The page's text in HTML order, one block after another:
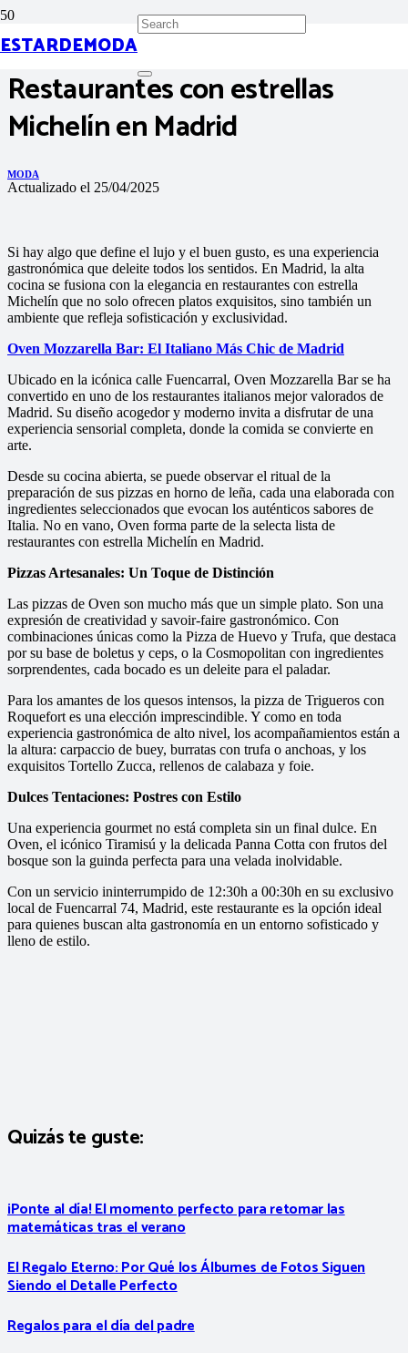
ESTARDEMODA
Restaurantes con estrellas
Michelín en Madrid
MODA
Actualizado el 25/04/2025
Si hay algo que define el lujo y el buen gusto, es una experiencia
gastronómica que deleite todos los sentidos. En Madrid, la alta
cocina se fusiona con la elegancia en restaurantes con estrella
Michelín que no solo ofrecen platos exquisitos, sino también un
ambiente que refleja sofisticación y exclusividad.
Oven Mozzarella Bar: El Italiano Más Chic de Madrid
Ubicado en la icónica calle Fuencarral, Oven Mozzarella Bar se ha
convertido en uno de los restaurantes italianos mejor valorados de
Madrid. Su diseño acogedor y moderno invita a disfrutar de una
experiencia sensorial completa, donde la comida se convierte en
arte.
Desde su cocina abierta, se puede observar el ritual de la
preparación de sus pizzas en horno de leña, cada una elaborada con
ingredientes seleccionados que evocan los auténticos sabores de
Italia. No en vano, Oven forma parte de la selecta lista de
restaurantes con estrella Michelín en Madrid.
Pizzas Artesanales: Un Toque de Distinción
Las pizzas de Oven son mucho más que un simple plato. Son una
expresión de creatividad y savoir-faire gastronómico. Con
combinaciones únicas como la Pizza de Huevo y Trufa, que destaca
por su base de boletus y ceps, o la Cosmopolitan con ingredientes
sorprendentes, cada bocado es un deleite para el paladar.
Para los amantes de los quesos intensos, la pizza de Trigueros con
Roquefort es una elección imprescindible. Y como en toda
experiencia gastronómica de alto nivel, los acompañamientos están a
la altura: carpaccio de buey, burratas con trufa o anchoas, y los
exquisitos Tortello Zucca, rellenos de calabaza y foie.
Dulces Tentaciones: Postres con Estilo
Una experiencia gourmet no está completa sin un final dulce. En
Oven, el icónico Tiramisú y la delicada Panna Cotta con frutos del
bosque son la guinda perfecta para una velada inolvidable.
Con un servicio ininterrumpido de 12:30h a 00:30h en su exclusivo
local de Fuencarral 74, Madrid, este restaurante es la opción ideal
para quienes buscan alta gastronomía en un entorno sofisticado y
lleno de estilo.
Quizás te guste:
¡Ponte al día! El momento perfecto para retomar las
matemáticas tras el verano
El Regalo Eterno: Por Qué los Álbumes de Fotos Siguen
Siendo el Detalle Perfecto
Regalos para el día del padre